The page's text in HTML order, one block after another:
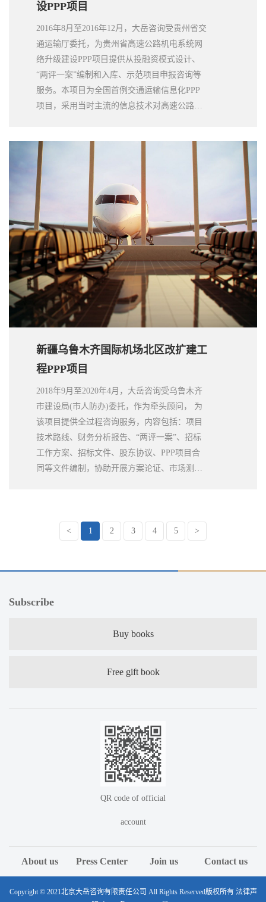
设PPP项目
2016年8月至2016年12月，大岳咨询受贵州省交
通运输厅委托，为贵州省高速公路机电系统网
络升级建设PPP项目提供从投融资模式设计、
“两评一案”编制和入库、示范项目申报咨询等
服务。本项目为全国首例交通运输信息化PPP
项目，采用当时主流的信息技术对高速公路机
速公路的同时，大力推动互联网与行业融合的
创新发展。为各行业开展大带宽数据业务以及
各大数据中心互联，提供重要的承载通道；为
贵州省大数据产业发展，提供了强大的后台支
撑。本项目高分入选财政部第四批PPP示范项
目。
新疆乌鲁木齐国际机场北区改扩建工
程PPP项目
2018年9月至2020年4月，大岳咨询受乌鲁木齐
市建设局(市人防办)委托，作为牵头顾问， 为
该项目提供全过程咨询服务，内容包括：项目
技术路线、财务分析报告、“两评一案”、招标
工作方案、招标文件、股东协议、PPP项目合
同等文件编制，协助开展方案论证、市场测
大岳提供的实施方案中综合采用PPP模式和传
纽机场，取得委托方高度认可。
< 1 2 3 4 5 >
Subscribe
Buy books
Free gift book
QR code of official
account
About us Press Center Join us Contact us
Copyright © 2021北京大岳咨询有限责任公司 All Rights Reserved版权所有 法律声